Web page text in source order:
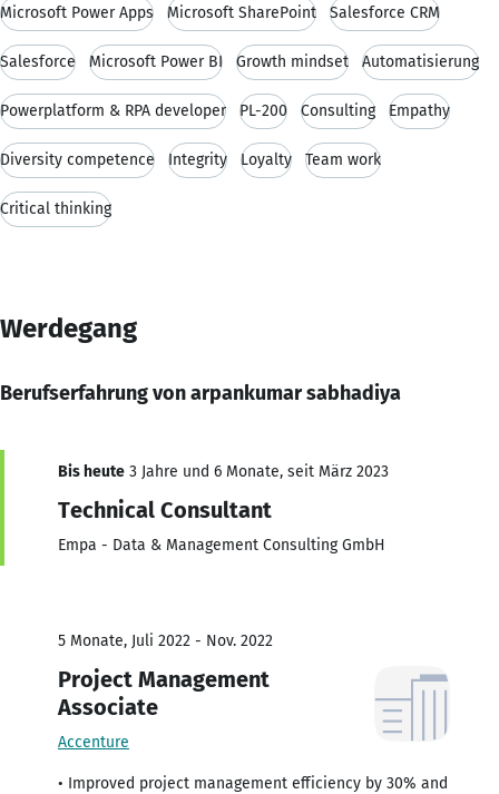
Microsoft Power Apps Microsoft SharePoint Salesforce CRM
Salesforce Microsoft Power BI Growth mindset Automatisierung
Powerplatform & RPA developer PL-200 Consulting Empathy
Diversity competence Integrity Loyalty Team work
Critical thinking
Werdegang
Berufserfahrung von arpankumar sabhadiya
Bis heute 3 Jahre und 6 Monate, seit März 2023
Technical Consultant
Empa - Data & Management Consulting GmbH
5 Monate, Juli 2022 - Nov. 2022
Project Management
Associate
Accenture
• Improved project management efficiency by 30% and